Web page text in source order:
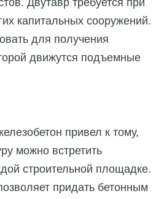
Двутавр требуется при
капитальных сооружений.
для получения
движутся подъемные
привел к тому,
можно встретить
строительной площадке.
придать бетонным